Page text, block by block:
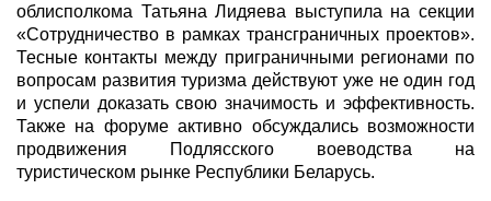
облисполкома Татьяна Лидяева выступила на секции
«Сотрудничество в рамках трансграничных проектов».
Тесные контакты между приграничными регионами по
вопросам развития туризма действуют уже не один год
и успели доказать свою значимость и эффективность.
Также на форуме активно обсуждались возможности
продвижения Подлясского воеводства на
туристическом рынке Республики Беларусь.